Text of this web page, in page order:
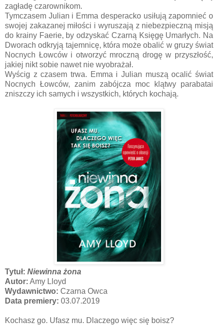
zagładę czarownikom.
Tymczasem Julian i Emma desperacko usiłują zapomnieć o
swojej zakazanej miłości i wyruszają z niebezpieczną misją
do krainy Faerie, by odzyskać Czarną Księgę Umarłych. Na
Dworach odkryją tajemnicę, która może obalić w gruzy świat
Nocnych Łowców i otworzyć mroczną drogę w przyszłość,
jakiej nikt sobie nawet nie wyobrażał.
Wyścig z czasem trwa. Emma i Julian muszą ocalić świat
Nocnych Łowców, zanim zabójcza moc klątwy parabatai
zniszczy ich samych i wszystkich, których kochają.
Tytuł: Niewinna żona
Autor: Amy Lloyd
Wydawnictwo: Czarna Owca
Data premiery: 03.07.2019
Kochasz go. Ufasz mu. Dlaczego więc się boisz?